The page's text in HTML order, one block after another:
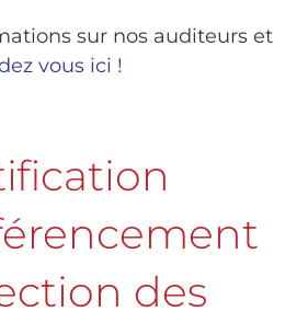
sur nos auditeurs et
vous ici !
des